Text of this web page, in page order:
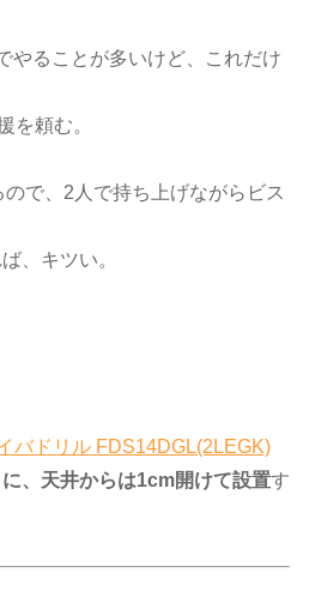
やることが多いけど、これだけ
を頼む。
で、2人で持ち上げながらビス
、キツい。
バドリル FDS14DGL(2LEGK)
、天井からは1cm開けて設置す